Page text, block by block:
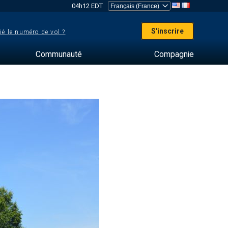
04h12 EDT
le numéro de vol ? S'inscrire
Communauté Compagnie